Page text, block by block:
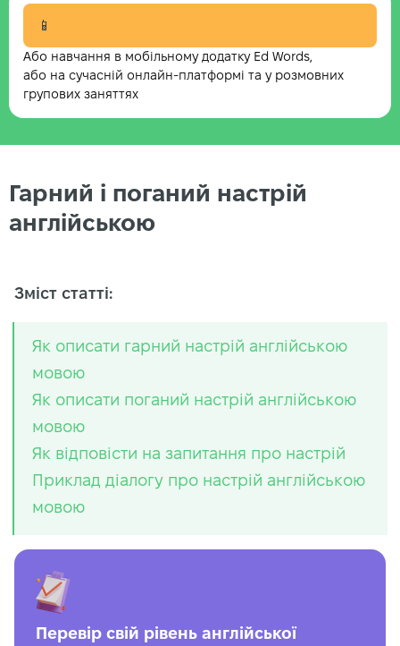
📱
Або навчання в мобільному додатку Ed Words,
або на сучасній онлайн-платформі та у розмовних
групових заняттях
Гарний і поганий настрій
англійською
Зміст статті:
Як описати гарний настрій англійською
мовою
Як описати поганий настрій англійською
мовою
Як відповісти на запитання про настрій
Приклад діалогу про настрій англійською
мовою
Перевір свій рівень англійської